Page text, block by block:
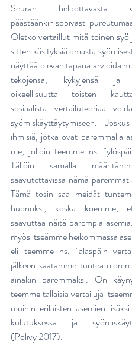
Seuran helpottavasta
päästäänkin sopivasti
Oletko vertaillut mitä toinen
sitten käsityksiä omasta
näyttää olevan tapana arvioida
tekojensa, kykyjensä ja
oikeellisuutta toisten
sosiaalista vertailuteoriaa
syömiskäyttäytymiseen.
ihmisiä, jotka ovat paremmalla
me, jolloin teemme ns.
Tällöin samalla
saavutettavissa nämä
Tämä tosin saa meidät
huonoksi, koska koemme,
saavuttaa näitä parempia
myös itseämme heikommassa
eli teemme ns. "alaspäin
jälkeen saatamme tuntea
ainakin paremmaksi. On
teemme tallaisia vertailuja
muihin erilaisten asemien
kulutuksessa ja
(Polivy 2017).